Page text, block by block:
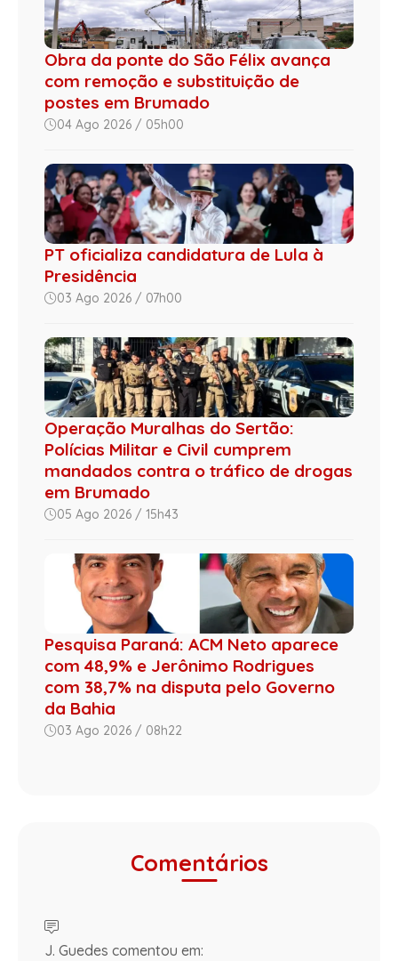
Obra da ponte do São Félix avança
com remoção e substituição de
postes em Brumado
04 Ago 2026 / 05h00
PT oficializa candidatura de Lula à
Presidência
03 Ago 2026 / 07h00
Operação Muralhas do Sertão:
Polícias Militar e Civil cumprem
mandados contra o tráfico de drogas
em Brumado
05 Ago 2026 / 15h43
Pesquisa Paraná: ACM Neto aparece
com 48,9% e Jerônimo Rodrigues
com 38,7% na disputa pelo Governo
da Bahia
03 Ago 2026 / 08h22
Comentários
J. Guedes comentou em: